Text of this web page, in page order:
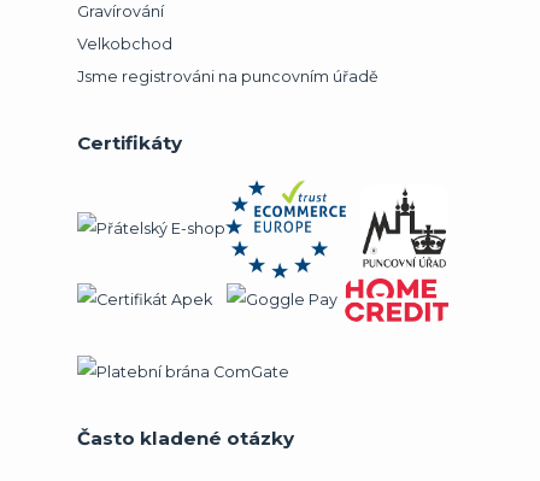
Gravírování
Velkobchod
Jsme registrováni na puncovním úřadě
Certifikáty
Často kladené otázky